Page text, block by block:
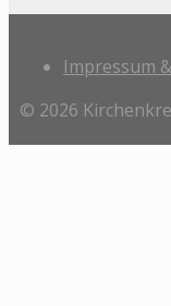
Impressum
© 2026